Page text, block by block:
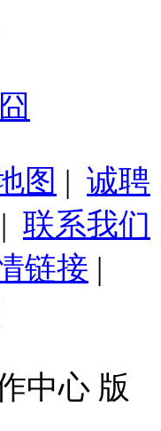
图 | 诚聘
| 联系我们
链接 |
中心 版